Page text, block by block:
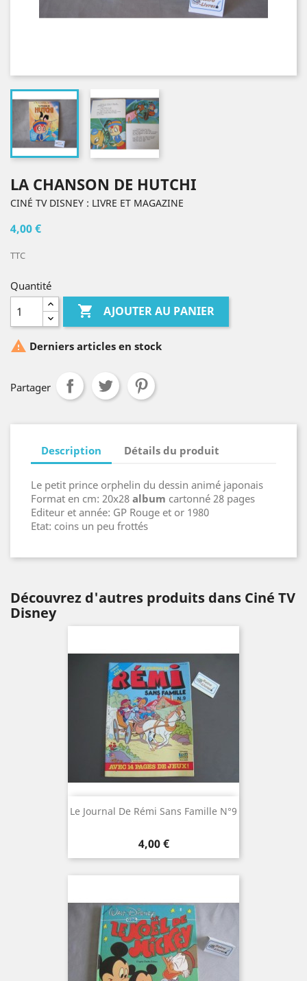
LA CHANSON DE HUTCHI
CINÉ TV DISNEY : LIVRE ET MAGAZINE
4,00 €
TTC
Quantité
 AJOUTER AU PANIER
 Derniers articles en stock
Partager
Description Détails du produit
Le petit prince orphelin du dessin animé japonais
Format en cm: 20x28 album cartonné 28 pages
Editeur et année: GP Rouge et or 1980
Etat: coins un peu frottés
Découvrez d'autres produits dans Ciné TV
Disney
Le Journal De Rémi Sans Famille N°9
Prix
4,00 €